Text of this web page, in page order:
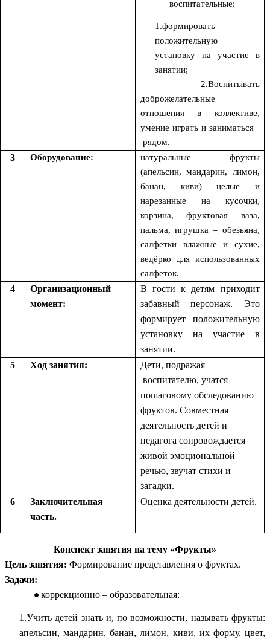
воспитательные:
1.формировать
положительную
установку на участие в
занятии;
2.Воспитывать
доброжелательные
отношения в коллективе,
умение играть и заниматься
рядом.
3 Оборудование:
натуральные фрукты
(апельсин, мандарин, лимон,
банан, киви) целые и
нарезанные на кусочки,
корзина, фруктовая ваза,
пальма, игрушка – обезьяна,
салфетки влажные и сухие,
ведёрко для использованных
салфеток.
4
Организационный
момент:
В гости к детям приходит
забавный персонаж. Это
формирует положительную
установку на участие в
занятии.
5
Ход занятия:
Дети, подражая
воспитателю, учатся
пошаговому обследованию
фруктов. Совместная
деятельность детей и
педагога сопровождается
живой эмоциональной
речью, звучат стихи и
загадки.
6
Заключительная
часть.
Оценка деятельности детей.
Конспект занятия на тему «Фрукты»
Цель занятия: Формирование представления о фруктах.
Задачи:
коррекционно – образовательная:
1.Учить детей знать и, по возможности, называть фрукты:
апельсин, мандарин, банан, лимон, киви, их форму, цвет,